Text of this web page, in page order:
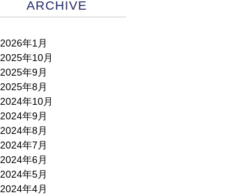
ARCHIVE
2026年1月
2025年10月
2025年9月
2025年8月
2024年10月
2024年9月
2024年8月
2024年7月
2024年6月
2024年5月
2024年4月